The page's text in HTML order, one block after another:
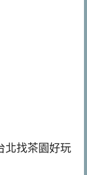
北找茶園好玩